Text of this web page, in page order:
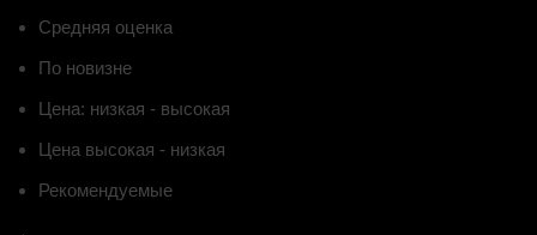
Средняя оценка
По новизне
Цена: низкая - высокая
Цена высокая - низкая
Рекомендуемые